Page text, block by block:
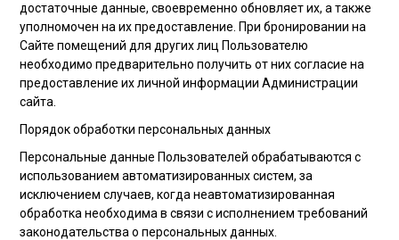
достаточные данные, своевременно обновляет их, а также
уполномочен на их предоставление. При бронировании на
Сайте помещений для других лиц Пользователю
необходимо предварительно получить от них согласие на
предоставление их личной информации Администрации
сайта.
Порядок обработки персональных данных
Персональные данные Пользователей обрабатываются с
использованием автоматизированных систем, за
исключением случаев, когда неавтоматизированная
обработка необходима в связи с исполнением требований
законодательства о персональных данных.